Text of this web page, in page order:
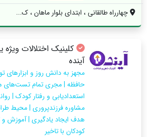
چهارراه طالقانی ، ابتدای بلوار ماهان ، ک...
کلینیک اختلالات ویژه
آینده
مجهز به دانش روز و ابزارهای
حافظه | مجری تمام
استعدادیابی و رفتار کودک |
مشاوره فرزندپروری | محیط
هدف ایجاد یادگیری | آموزش و
کودکان با تاخیر